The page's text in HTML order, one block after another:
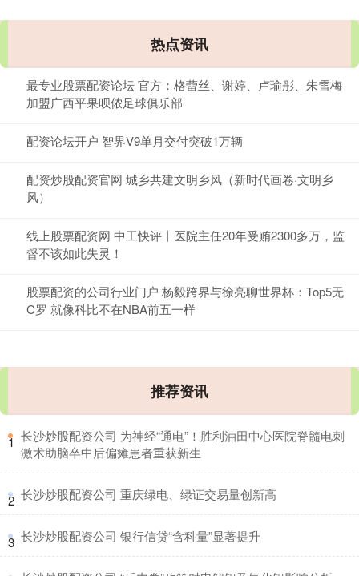
热点资讯
最专业股票配资论坛 官方：格蕾丝、谢婷、卢瑜彤、朱雪梅
加盟广西平果呗侬足球俱乐部
配资论坛开户 智界V9单月交付突破1万辆
配资炒股配资官网 城乡共建文明乡风（新时代画卷·文明乡
风）
线上股票配资网 中工快评丨医院主任20年受贿2300多万，监
督不该如此失灵！
股票配资的公司行业门户 杨毅跨界与徐亮聊世界杯：Top5无
C罗 就像科比不在NBA前五一样
推荐资讯
1 ​长沙炒股配资公司 为神经“通电”！胜利油田中心医院脊髓电刺
激术助脑卒中后偏瘫患者重获新生
2 ​长沙炒股配资公司 重庆绿电、绿证交易量创新高
3 ​长沙炒股配资公司 银行信贷“含科量”显著提升